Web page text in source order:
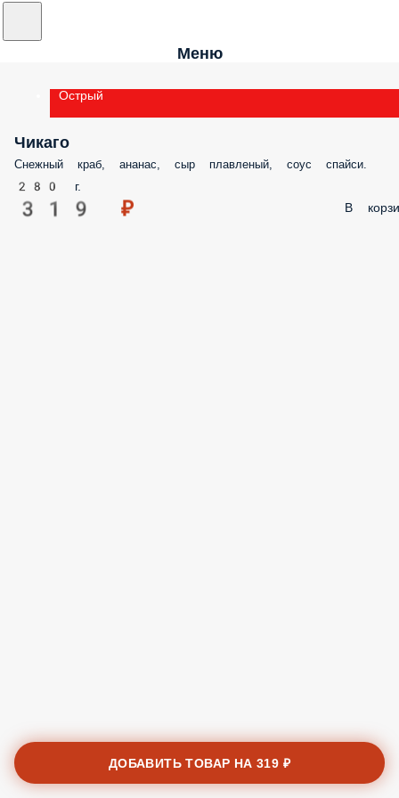
Меню
Острый
Чикаго
Снежный краб, ананас, сыр плавленый, соус спайси.
280 г.
319 ₽ В
ДОБАВИТЬ ТОВАР НА319 ₽